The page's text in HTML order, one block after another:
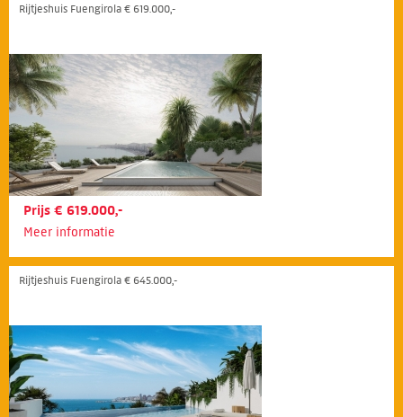
Rijtjeshuis Fuengirola € 619.000,-
Prijs € 619.000,-
Meer informatie
Rijtjeshuis Fuengirola € 645.000,-